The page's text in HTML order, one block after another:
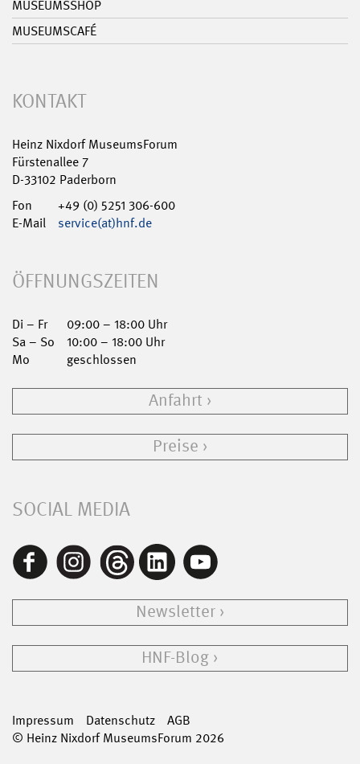
MUSEUMSSHOP
MUSEUMSCAFÉ
KONTAKT
Heinz Nixdorf MuseumsForum
Fürstenallee 7
D-33102 Paderborn
Fon
+49 (0) 5251 306-600
E-Mail
service(at)hnf.de
ÖFFNUNGSZEITEN
Di – Fr
09:00 – 18:00 Uhr
Sa – So
10:00 – 18:00 Uhr
Mo
geschlossen
Anfahrt
Preise
SOCIAL MEDIA
Newsletter
HNF-Blog
Impressum Datenschutz
AGB
© Heinz Nixdorf MuseumsForum 2026